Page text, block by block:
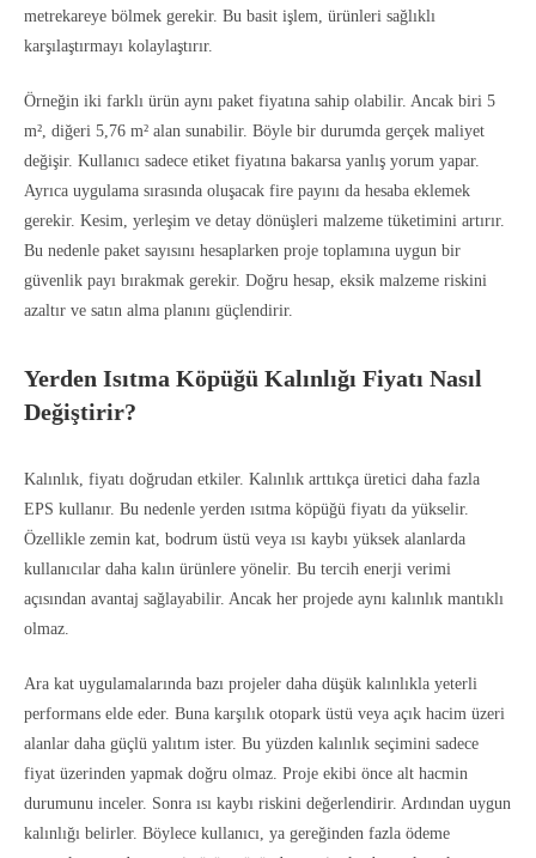
metrekareye bölmek gerekir. Bu basit işlem, ürünleri sağlıklı
karşılaştırmayı kolaylaştırır.
Örneğin iki farklı ürün aynı paket fiyatına sahip olabilir. Ancak biri 5
m², diğeri 5,76 m² alan sunabilir. Böyle bir durumda gerçek maliyet
değişir. Kullanıcı sadece etiket fiyatına bakarsa yanlış yorum yapar.
Ayrıca uygulama sırasında oluşacak fire payını da hesaba eklemek
gerekir. Kesim, yerleşim ve detay dönüşleri malzeme tüketimini artırır.
Bu nedenle paket sayısını hesaplarken proje toplamına uygun bir
güvenlik payı bırakmak gerekir. Doğru hesap, eksik malzeme riskini
azaltır ve satın alma planını güçlendirir.
Yerden Isıtma Köpüğü Kalınlığı Fiyatı Nasıl
Değiştirir?
Kalınlık, fiyatı doğrudan etkiler. Kalınlık arttıkça üretici daha fazla
EPS kullanır. Bu nedenle yerden ısıtma köpüğü fiyatı da yükselir.
Özellikle zemin kat, bodrum üstü veya ısı kaybı yüksek alanlarda
kullanıcılar daha kalın ürünlere yönelir. Bu tercih enerji verimi
açısından avantaj sağlayabilir. Ancak her projede aynı kalınlık mantıklı
olmaz.
Ara kat uygulamalarında bazı projeler daha düşük kalınlıkla yeterli
performans elde eder. Buna karşılık otopark üstü veya açık hacim üzeri
alanlar daha güçlü yalıtım ister. Bu yüzden kalınlık seçimini sadece
fiyat üzerinden yapmak doğru olmaz. Proje ekibi önce alt hacmin
durumunu inceler. Sonra ısı kaybı riskini değerlendirir. Ardından uygun
kalınlığı belirler. Böylece kullanıcı, ya gereğinden fazla ödeme